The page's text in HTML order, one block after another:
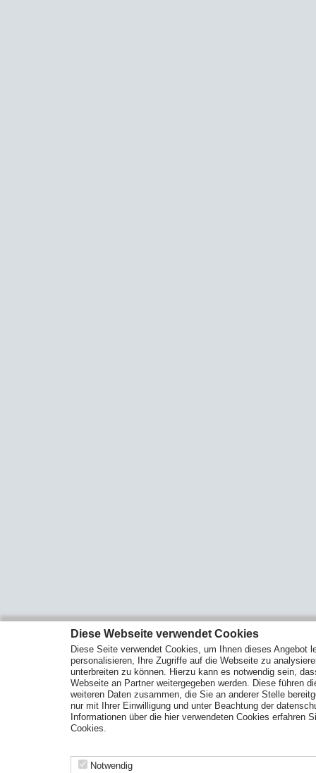
Diese Webseite verwendet Cookies
Diese Seite verwendet Cookies, um Ihnen dieses Angebot
personalisieren, Ihre Zugriffe auf die Webseite zu
unterbreiten zu können. Hierzu kann es notwendig sein,
Webseite an Partner weitergegeben werden. Diese führen
weiteren Daten zusammen, die Sie an anderer Stelle
nur mit Ihrer Einwilligung und unter Beachtung der
Informationen über die hier verwendeten Cookies erfahren
Cookies.
Notwendig